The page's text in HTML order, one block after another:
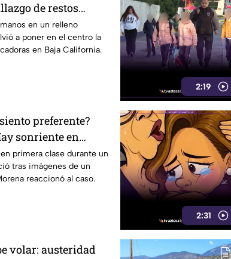
de restos
preocupación
en un relleno
a poner en el centro la
en Baja California.
2:19
preferente?
sonriente en
le “jala las
primera clase durante un
tras imágenes de un
reaccionó al caso.
2:31
volar: austeridad